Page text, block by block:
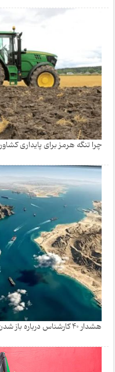
چرا تنگه هرمز برای پایداری
هشدار 40 کارشناس درباره باز شدن تنگه هرمز